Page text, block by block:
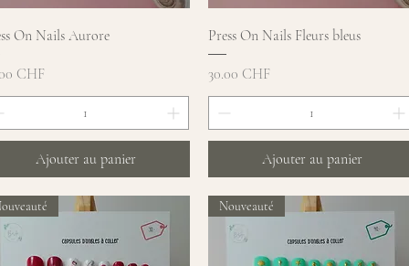
Aperçu rapide
On Nails Aurore
CHF
Ajouter au panier
Aperçu rapide
Press On Nails Fleurs bleus
Prix
30.00 CHF
Ajouter au panier
Nouveauté